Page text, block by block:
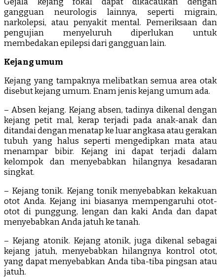
gangguan neurologis lainnya, seperti migrain,
narkolepsi, atau penyakit mental. Pemeriksaan dan
pengujian menyeluruh diperlukan untuk
membedakan epilepsi dari gangguan lain.
Kejang umum
Kejang yang tampaknya melibatkan semua area otak
disebut kejang umum. Enam jenis kejang umum ada.
– Absen kejang. Kejang absen, tadinya dikenal dengan
kejang petit mal, kerap terjadi pada anak-anak dan
ditandai dengan menatap ke luar angkasa atau gerakan
tubuh yang halus seperti mengedipkan mata atau
menampar bibir. Kejang ini dapat terjadi dalam
kelompok dan menyebabkan hilangnya kesadaran
singkat.
– Kejang tonik. Kejang tonik menyebabkan kekakuan
otot Anda. Kejang ini biasanya mempengaruhi otot-
otot di punggung, lengan dan kaki Anda dan dapat
menyebabkan Anda jatuh ke tanah.
– Kejang atonik. Kejang atonik, juga dikenal sebagai
kejang jatuh, menyebabkan hilangnya kontrol otot,
yang dapat menyebabkan Anda tiba-tiba pingsan atau
jatuh.